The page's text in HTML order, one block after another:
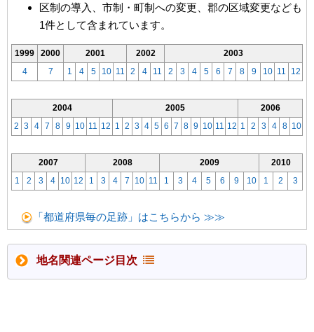
区制の導入、市制・町制への変更、郡の区域変更なども
1件として含まれています。
1999 2000 2001 2002
2003
4
7 1 4 5 10 11 2 4 11 2 3 4 5 6 7 8 9 10 11 12
2004 2005
2006
2 3 4 7 8 9 10 11 12 1 2 3 4 5 6 7 8 9 10 11 12 1 2 3 4 8 10
2007 2008 2009
2010
1
2 3 4 10 12 1 3 4 7 10 11 1 3 4 5 6 9 10 1 2 3
「都道府県毎の足跡」はこちらから ≫≫
地名関連ページ目次